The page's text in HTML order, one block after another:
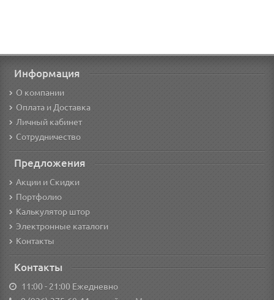
Информация
О компании
Оплата и Доставка
Личный кабинет
Сотрудничество
Предложения
Акции и Скидки
Портфолио
Калькулятор штор
Электронные каталоги
Контакты
Контакты
11:00 - 21:00 Ежедневно